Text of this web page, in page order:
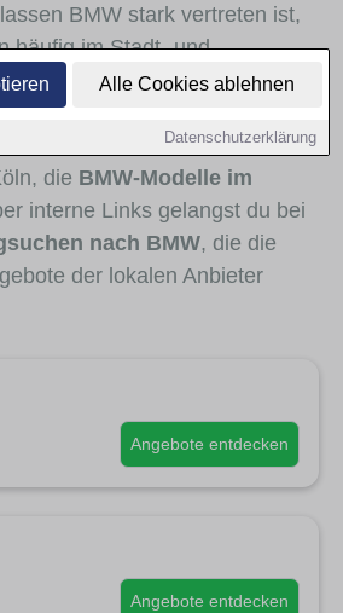
Alle Cookies ablehnen
Datenschutzerklärung
BMW stark vertreten ist,
häufig im Stadt- und
sind und für welche
interessant ist. Viele
von Autohäusern und
die BMW-Modelle im
interne Links gelangst du bei
nach BMW, die die
der lokalen Anbieter
Angebote entdecken
Angebote entdecken